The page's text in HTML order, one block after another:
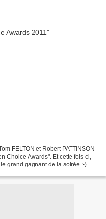
FELTON et Robert PATTINSON
Choice Awards". Et cette fois-ci,
grand gagnant de la soirée :-)